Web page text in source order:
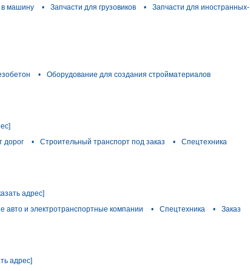
в машину • Запчасти для грузовиков •
Запчасти для иностранных-
•
Оборудование для создания стройматериалов
дорог • Строительный транспорт под заказ •
Спецтехника
адрес]
авто и электротранспортные компании • Спецтехника •
Заказ
адрес]